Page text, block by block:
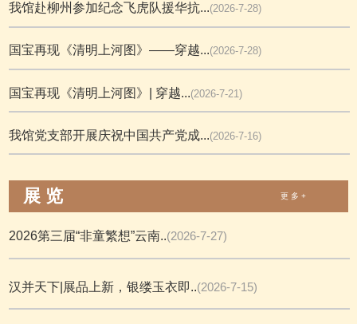
我馆赴柳州参加纪念飞虎队援华抗...(2026-7-28)
国宝再现《清明上河图》——穿越...(2026-7-28)
国宝再现《清明上河图》| 穿越...(2026-7-21)
我馆党支部开展庆祝中国共产党成...(2026-7-16)
展 览 更 多 +
2026第三届“非童繁想”云南..(2026-7-27)
汉并天下|展品上新，银缕玉衣即..(2026-7-15)